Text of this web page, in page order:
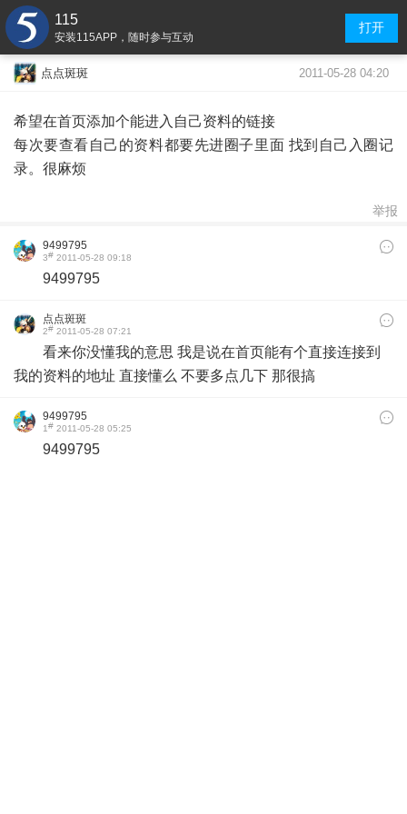
115
安装115APP，随时参与互动
打开
点点斑斑 2011-05-28 04:20
希望在首页添加个能进入自己资料的链接
每次要查看自己的资料都要先进圈子里面 找到自己入圈记
录。很麻烦
举报
9499795
3# 2011-05-28 09:18
9499795
点点斑斑
2# 2011-05-28 07:21
看来你没懂我的意思 我是说在首页能有个直接连接到
我的资料的地址 直接懂么 不要多点几下 那很搞
9499795
1# 2011-05-28 05:25
9499795